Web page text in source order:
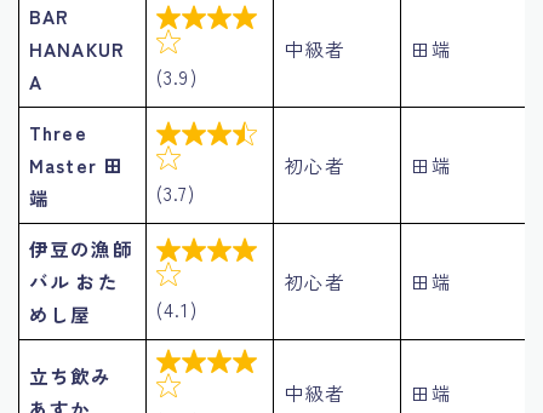
BAR
HANAKUR
A


(3.9)
中級者 田端
Three
Master 田
端


(3.7)
初心者 田端
伊豆の漁師
バル おた
めし屋


(4.1)
初心者 田端
立ち飲み
あすか


中級者 田端